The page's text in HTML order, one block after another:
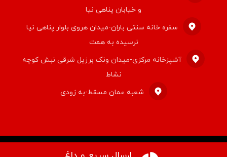
و خیابان پناهی نیا
سفره خانه سنتی باران-میدان هروی بلوار پناهی نیا
نرسیده به همت
آشپزخانه مرکزی-میدان ونک برزیل شرقی نبش کوچه
نشاط
شعبه عمان مسقط-به زودی